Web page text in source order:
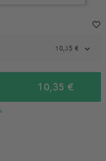
10,35 €
10,35 €
favorite_border